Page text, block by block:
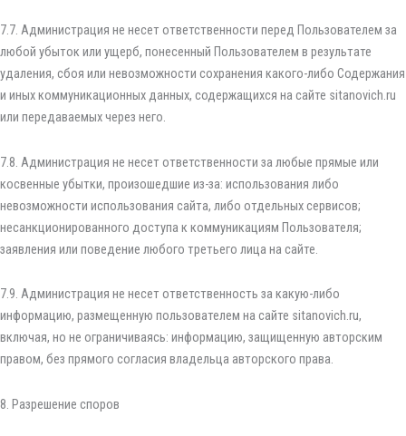
7.7. Администрация не несет ответственности перед Пользователем за
любой убыток или ущерб, понесенный Пользователем в результате
удаления, сбоя или невозможности сохранения какого-либо Содержания
и иных коммуникационных данных, содержащихся на сайте sitanovich.ru
или передаваемых через него.
7.8. Администрация не несет ответственности за любые прямые или
косвенные убытки, произошедшие из-за: использования либо
невозможности использования сайта, либо отдельных сервисов;
несанкционированного доступа к коммуникациям Пользователя;
заявления или поведение любого третьего лица на сайте.
7.9. Администрация не несет ответственность за какую-либо
информацию, размещенную пользователем на сайте sitanovich.ru,
включая, но не ограничиваясь: информацию, защищенную авторским
правом, без прямого согласия владельца авторского права.
8. Разрешение споров